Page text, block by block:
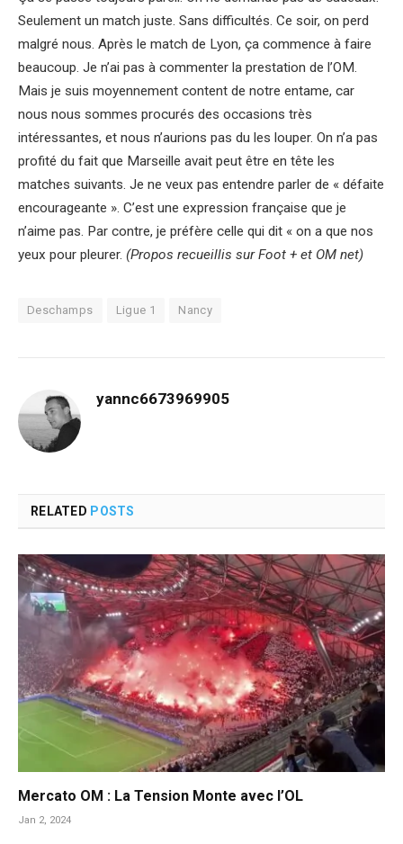
Seulement un match juste. Sans difficultés. Ce soir, on perd
malgré nous. Après le match de Lyon, ça commence à faire
beaucoup. Je n’ai pas à commenter la prestation de l’OM.
Mais je suis moyennement content de notre entame, car
nous nous sommes procurés des occasions très
intéressantes, et nous n’aurions pas du les louper. On n’a pas
profité du fait que Marseille avait peut être en tête les
matches suivants. Je ne veux pas entendre parler de « défaite
encourageante ». C’est une expression française que je
n’aime pas. Par contre, je préfère celle qui dit « on a que nos
yeux pour pleurer. (Propos recueillis sur Foot + et OM net)
Deschamps Ligue 1 Nancy
yannc6673969905
RELATED POSTS
Mercato OM : La Tension Monte avec l’OL
Jan 2, 2024